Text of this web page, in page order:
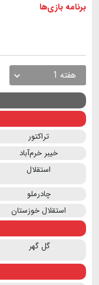
برنامه بازی ها
هفته 1
تراکتور
خیبر خرم‌آباد
استقلال
چادرملو
استقلال خوزستان
گل گهر